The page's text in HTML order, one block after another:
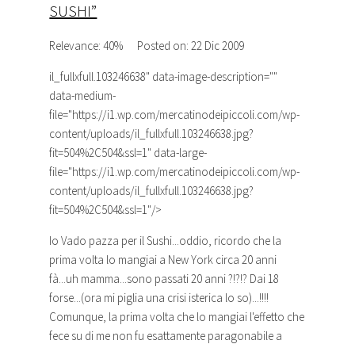
SUSHI”
Relevance: 40% Posted on: 22 Dic 2009
il_fullxfull.103246638" data-image-description=""
data-medium-
file="https://i1.wp.com/mercatinodeipiccoli.com/wp-
content/uploads/il_fullxfull.103246638.jpg?
fit=504%2C504&ssl=1" data-large-
file="https://i1.wp.com/mercatinodeipiccoli.com/wp-
content/uploads/il_fullxfull.103246638.jpg?
fit=504%2C504&ssl=1"/>
Io Vado pazza per il Sushi...oddio, ricordo che la
prima volta lo mangiai a New York circa 20 anni
fà...uh mamma...sono passati 20 anni ?!?!? Dai 18
forse...(ora mi piglia una crisi isterica lo so)...!!!!
Comunque, la prima volta che lo mangiai l'effetto che
fece su di me non fu esattamente paragonabile a